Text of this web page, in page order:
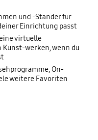
und -Ständer für
Einrichtung passt
virtuelle
werken, wenn du
On-
weitere Favoriten